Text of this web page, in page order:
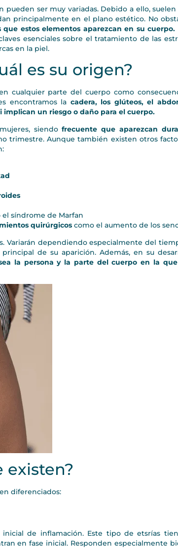
pueden ser muy variadas. Debido a ello, suelen
principalmente en el plano estético. No
estos elementos aparezcan en su cuerpo.
esenciales sobre el tratamiento de las
en la piel.
es su origen?
cualquier parte del cuerpo como
encontramos la cadera, los glúteos, el
implican un riesgo o daño para el cuerpo.
siendofrecuente que aparezcan
trimestre. Aunque también existen otros
síndrome de Marfan
quirúrgicos como el aumento de los
Variarán dependiendo especialmente del
de su aparición. Además, en su
la persona y la parte del cuerpo en la que
existen?
diferenciados:
de inflamación. Este tipo de etsrías
en fase inicial. Responden especialmente